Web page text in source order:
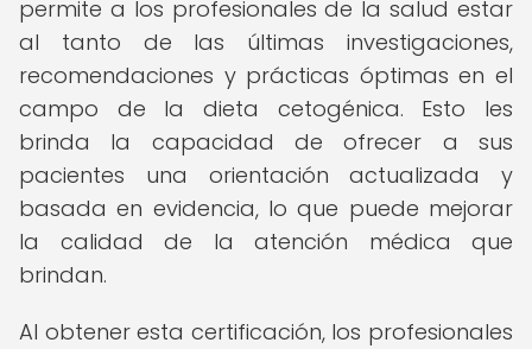
permite a los profesionales de la salud estar
al tanto de las últimas investigaciones,
recomendaciones y prácticas óptimas en el
campo de la dieta cetogénica. Esto les
brinda la capacidad de ofrecer a sus
pacientes una orientación actualizada y
basada en evidencia, lo que puede mejorar
la calidad de la atención médica que
brindan.
Al obtener esta certificación, los profesionales